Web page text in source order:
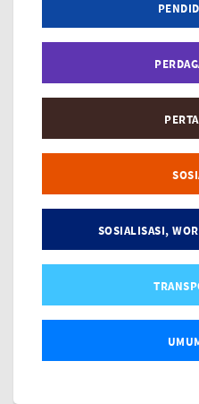
SOSIALISASI,